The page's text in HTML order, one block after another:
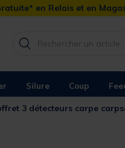
en Relais et en
Silure Coup
3 détecteurs carpe